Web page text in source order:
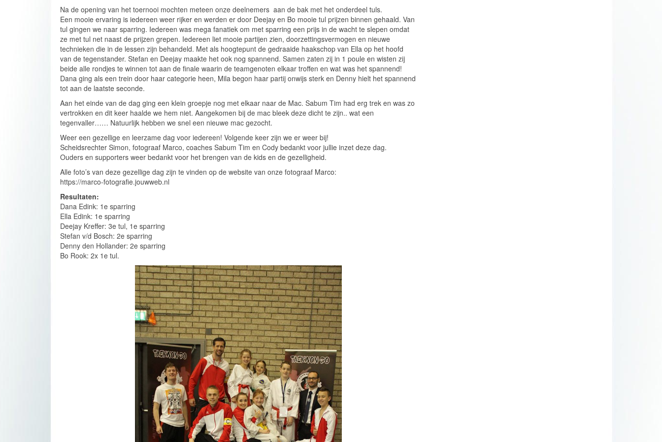
Na de opening van het toernooi mochten meteen onze deelnemers aan de bak met het onderdeel tuls.
Een mooie ervaring is iedereen weer rijker en werden er door Deejay en Bo mooie tul prijzen binnen gehaald. Van
tul gingen we naar sparring. Iedereen was mega fanatiek om met sparring een prijs in de wacht te slepen omdat
ze met tul net naast de prijzen grepen. Iedereen liet mooie partijen zien, doorzettingsvermogen en nieuwe
technieken die in de lessen zijn behandeld. Met als hoogtepunt de gedraaide haakschop van Ella op het hoofd
van de tegenstander. Stefan en Deejay maakte het ook nog spannend. Samen zaten zij in 1 poule en wisten zij
beide alle rondjes te winnen tot aan de finale waarin de teamgenoten elkaar troffen en wat was het spannend!
Dana ging als een trein door haar categorie heen, Mila begon haar partij onwijs sterk en Denny hielt het spannend
tot aan de laatste seconde.
Aan het einde van de dag ging een klein groepje nog met elkaar naar de Mac. Sabum Tim had erg trek en was zo
vertrokken en dit keer haalde we hem niet. Aangekomen bij de mac bleek deze dicht te zijn.. wat een
tegenvaller…… Natuurlijk hebben we snel een nieuwe mac gezocht.
Weer een gezellige en leerzame dag voor iedereen! Volgende keer zijn we er weer bij!
Scheidsrechter Simon, fotograaf Marco, coaches Sabum Tim en Cody bedankt voor jullie inzet deze dag.
Ouders en supporters weer bedankt voor het brengen van de kids en de gezelligheid.
Alle foto’s van deze gezellige dag zijn te vinden op de website van onze fotograaf Marco:
https://marco-fotografie.jouwweb.nl
Resultaten:
Dana Edink: 1e sparring
Ella Edink: 1e sparring
Deejay Kreffer: 3e tul, 1e sparring
Stefan v/d Bosch: 2e sparring
Denny den Hollander: 2e sparring
Bo Rook: 2x 1e tul.